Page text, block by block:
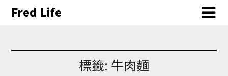
Fred Life
標籤: 牛肉麵